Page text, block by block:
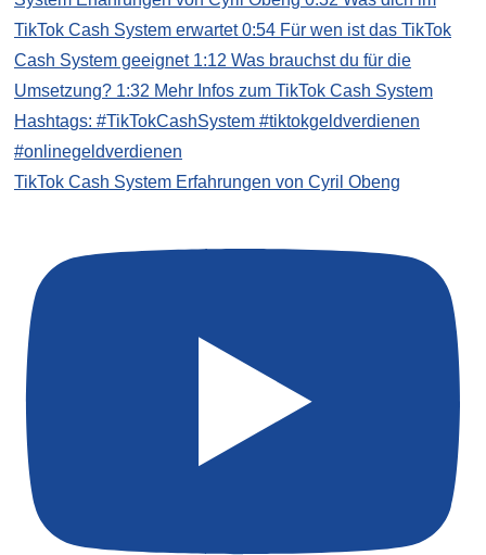
TikTok Cash System Erfahrungen von Cyril Obeng